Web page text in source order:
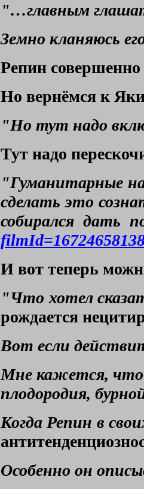
"…глaвным
Зeмнo клaняюcь
Репин совершенно
Но вернёмся к
"Но тут надо
Тут надо
"Гуманитарные
сделать это
собирался дать
И вот теперь
"Что хотел
рождается
Вот если
Мне кажется, что
плодородия,
Когда Репин в
Особенно он